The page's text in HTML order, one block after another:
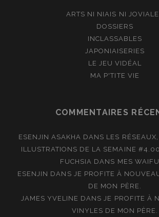
ARTS NI NIAIS NI
DOSSIERS
INCLASSABLES
JAPONIAISERIES
LE JEU VIDÉAL
MA P'TITE VIE
COMMENTAIRES
ESENJIN ASAKHA DANS LES
ILLUSTRATIONS DE LA SEMAINE
FUCHSIA DANS MES
ESENJIN DANS JE PROFITE À
DE MON PÈRE.
JAMES YVELINE DANSJE PROFITE À
VINYLES DE MON PÈRE.